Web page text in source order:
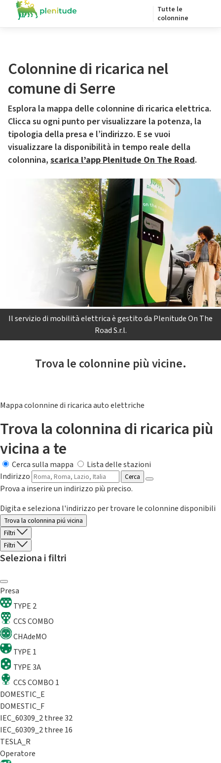
Tutte le
colonnine
Colonnine di ricarica nel
comune di Serre
Esplora la mappa delle colonnine di ricarica elettrica.
Clicca su ogni punto per visualizzare la potenza, la
tipologia della presa e l’indirizzo. E se vuoi
visualizzare la disponibilità in tempo reale della
colonnina, scarica l’app Plenitude On The Road.
Il servizio di mobilità elettrica è gestito da Plenitude On The
Road S.r.l.
Trova le colonnine più vicine.
Mappa colonnine di ricarica auto elettriche
Trova la colonnina di ricarica più
vicina a te
Cerca sulla mappa
Lista delle stazioni
Indirizzo
Cerca
Prova a inserire un indirizzo più preciso.
Digita e seleziona l'indirizzo per trovare le colonnine disponibili
Trova la colonnina piú vicina
Filtri
Filtri
Seleziona i filtri
Presa
TYPE 2
CCS COMBO
CHAdeMO
TYPE 1
TYPE 3A
CCS COMBO 1
DOMESTIC_E
DOMESTIC_F
IEC_60309_2 three 32
IEC_60309_2 three 16
TESLA_R
Operatore